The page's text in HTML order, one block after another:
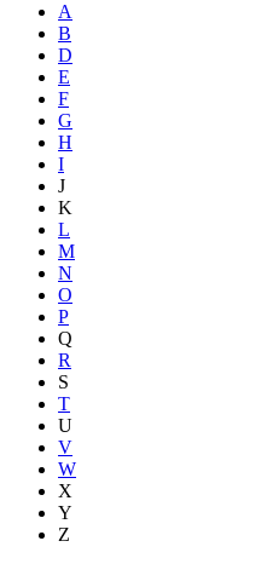
A
B
D
E
F
G
H
I
J
K
L
M
N
O
P
Q
R
S
T
U
V
W
X
Y
Z